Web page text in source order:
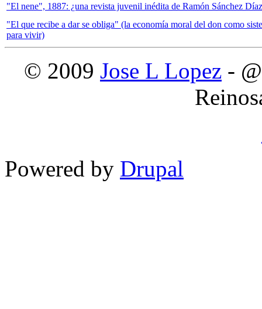
"El nene", 1887: ¿una revista juvenil inédita de Ramón Sánchez
"El que recibe a dar se obliga" (la economía moral del don como
para vivir)
© 2009 Jose L Lopez -
Powered by Drupal